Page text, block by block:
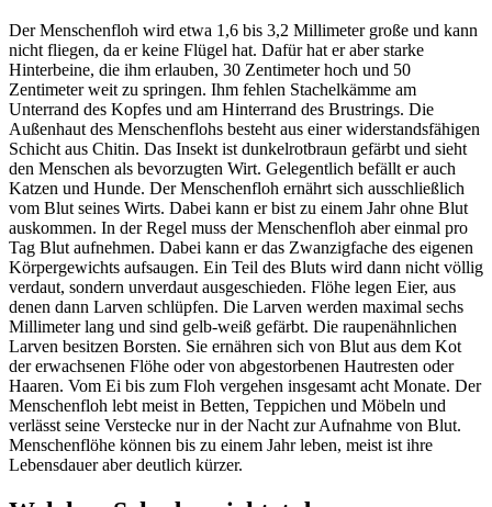
Der Menschenfloh wird etwa 1,6 bis 3,2 Millimeter große und kann
nicht fliegen, da er keine Flügel hat. Dafür hat er aber starke
Hinterbeine, die ihm erlauben, 30 Zentimeter hoch und 50
Zentimeter weit zu springen. Ihm fehlen Stachelkämme am
Unterrand des Kopfes und am Hinterrand des Brustrings. Die
Außenhaut des Menschenflohs besteht aus einer widerstandsfähigen
Schicht aus Chitin. Das Insekt ist dunkelrotbraun gefärbt und sieht
den Menschen als bevorzugten Wirt. Gelegentlich befällt er auch
Katzen und Hunde. Der Menschenfloh ernährt sich ausschließlich
vom Blut seines Wirts. Dabei kann er bist zu einem Jahr ohne Blut
auskommen. In der Regel muss der Menschenfloh aber einmal pro
Tag Blut aufnehmen. Dabei kann er das Zwanzigfache des eigenen
Körpergewichts aufsaugen. Ein Teil des Bluts wird dann nicht völlig
verdaut, sondern unverdaut ausgeschieden. Flöhe legen Eier, aus
denen dann Larven schlüpfen. Die Larven werden maximal sechs
Millimeter lang und sind gelb-weiß gefärbt. Die raupenähnlichen
Larven besitzen Borsten. Sie ernähren sich von Blut aus dem Kot
der erwachsenen Flöhe oder von abgestorbenen Hautresten oder
Haaren. Vom Ei bis zum Floh vergehen insgesamt acht Monate. Der
Menschenfloh lebt meist in Betten, Teppichen und Möbeln und
verlässt seine Verstecke nur in der Nacht zur Aufnahme von Blut.
Menschenflöhe können bis zu einem Jahr leben, meist ist ihre
Lebensdauer aber deutlich kürzer.